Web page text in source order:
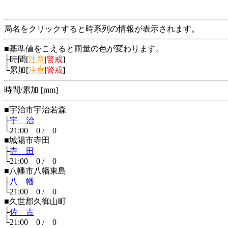
局名をクリックすると時系列の情報が表示されます。
■基準値をこえると雨量の色が変わります。
├時間[注意|警戒]
└累加[注意|警戒]
時間/累加 [mm]
■宇治市宇治若森
├宇 治
└21:00 0 / 0
■城陽市寺田
├寺 田
└21:00 0 / 0
■八幡市八幡東島
├八 幡
└21:00 0 / 0
■久世郡久御山町
├佐 古
└21:00 0 / 0